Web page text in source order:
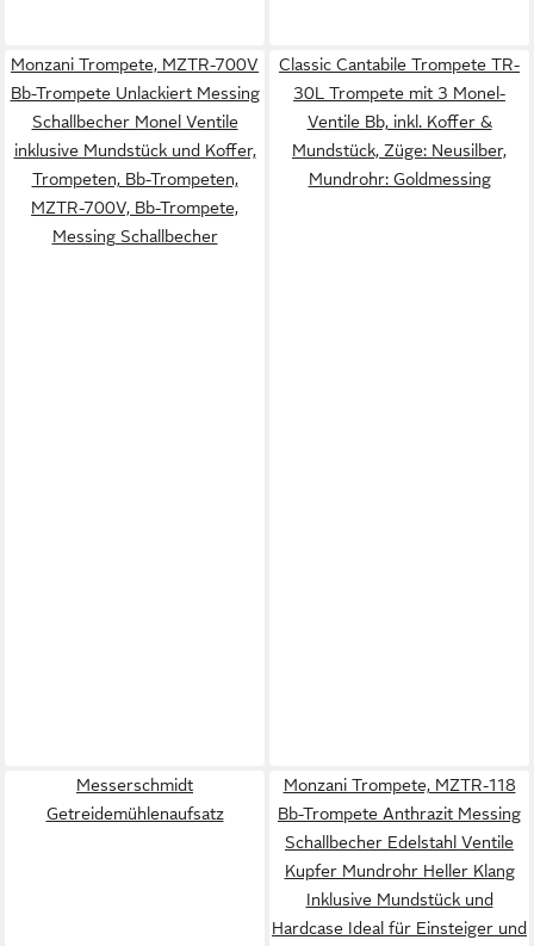
Monzani Trompete, MZTR-700V
Bb-Trompete Unlackiert Messing
Schallbecher Monel Ventile
inklusive Mundstück und Koffer,
Trompeten, Bb-Trompeten,
MZTR-700V, Bb-Trompete,
Messing Schallbecher
Classic Cantabile Trompete TR-
30L Trompete mit 3 Monel-
Ventile Bb, inkl. Koffer &
Mundstück, Züge: Neusilber,
Mundrohr: Goldmessing
Messerschmidt
Getreidemühlenaufsatz
Monzani Trompete, MZTR-118
Bb-Trompete Anthrazit Messing
Schallbecher Edelstahl Ventile
Kupfer Mundrohr Heller Klang
Inklusive Mundstück und
Hardcase Ideal für Einsteiger und